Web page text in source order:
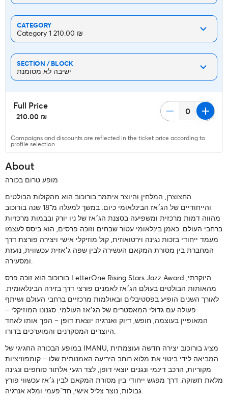
Category 1 ‏210.00 ₪
CATEGORY
ישיבה לא מסומנת
SECTION / BLOCK
Full Price
‏210.00 ₪ remove 0 add
Campaigns and discounts are reflected in the ticket price according to
profile selection.
About
מופע טרום בכורה
החצוצרן, המלחין והיוצר איתמר בורוכוב הוא מהקולות הבולטים
והייחודיים של הג׳אז הבינלאומי כיום. במשך למעלה מ־18 שנה בורוכוב
מהווה דמות מרכזית ומשפיעה בסצנת הג׳אז של ניו יורק ובבמות מרכזיות
ברחבי העולם. כאמן בינלאומי עטור שבחים וזוכה פרסים, הוא ביסס לעצמו
מעמד ייחודי בזכות נגינה וירטואוזית, קול מוזיקלי אישי ויצירה פורצת דרך
המחברת בין מסורת המקאם העשירה לבין שפה ג׳אזית עכשווית, נועזת
ומסעירה.
בורוכוב הוא זוכה פרס LetterOne Rising Stars Jazz Award היוקרתי,
מהאותות הבולטים בעולם הג׳אז לאמנים פורצי דרך בזירה הבינלאומית.
לאורך השנים הופיע בפסטיבלים ובאולמות מרכזיים ברחבי העולם ושיתף
פעולה עם גדולי המאסטרים של הג׳אז העולמי. סגנונו המוזיקלי –
המאופיין בעוצמה, חופש, דיוק ואנרגיה יוצאת דופן – הפך אותו לאחד
היוצרים המסקרנים והמוערכים בדורו.
במופע הבכורה החגיגי של IMANU, מציג בורוכוב יצירה חדשה ועוצמתית
המביאה לידי ביטוי את מלוא רוחב היריעה האמנותית שלו – קומפוזיציות
מקוריות, הרכב דינמי ונגנים יוצאי דופן, לצד רגעי אלתור סוחפים ונגינה
מלאת תשוקה. דרך מפגש ייחודי בין מסורת המקאם לבין ג׳אז עכשווי פורץ
גבולות, נוצר צליל אישי, חד־פעמי ומלא אנרגיה.